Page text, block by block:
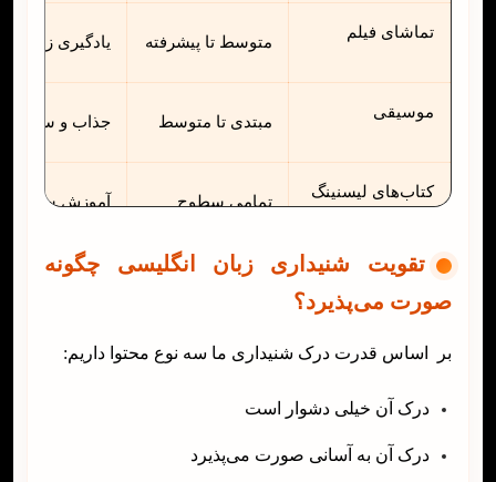
تماشای فیلم
متوسط تا پیشرفته یادگیری زبان
موسیقی
مبتدی تا متوسط جذاب و
کتاب‌های لیسنینگ
تمامی سطوح آموزش
شبکه‌های اجتماعی
تمامی سطوح دسترسی آسان
تقویت شنیداری زبان انگلیسی چگونه
صورت می‌پذیرد؟
بر اساس قدرت درک شنیداری ما سه نوع محتوا داریم:
درک آن خیلی دشوار است
درک آن به آسانی صورت می‌پذیرد